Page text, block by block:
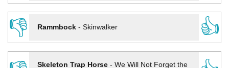
👎
Rammbock- Skinwalker
👍
Skeleton Trap Horse- We Will Not Forget the